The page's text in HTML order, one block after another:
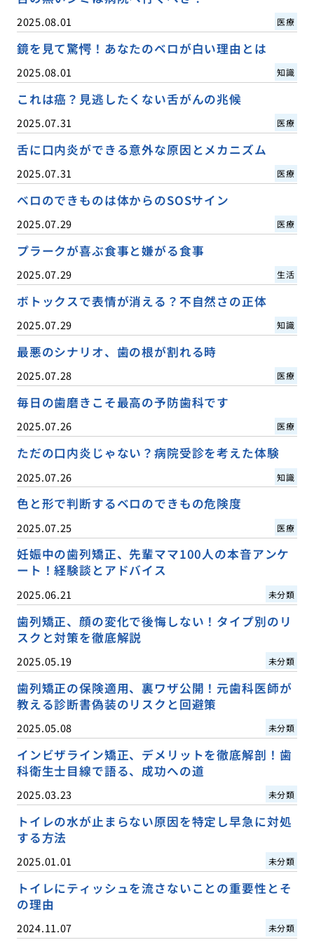
2025.08.01 医療
鏡を見て驚愕！あなたのベロが白い理由とは
2025.08.01 知識
これは癌？見逃したくない舌がんの兆候
2025.07.31 医療
舌に口内炎ができる意外な原因とメカニズム
2025.07.31 医療
ベロのできものは体からのSOSサイン
2025.07.29 医療
プラークが喜ぶ食事と嫌がる食事
2025.07.29 生活
ボトックスで表情が消える？不自然さの正体
2025.07.29 知識
最悪のシナリオ、歯の根が割れる時
2025.07.28 医療
毎日の歯磨きこそ最高の予防歯科です
2025.07.26 医療
ただの口内炎じゃない？病院受診を考えた体験
2025.07.26 知識
色と形で判断するベロのできもの危険度
2025.07.25 医療
妊娠中の歯列矯正、先輩ママ100人の本音アンケ
ート！経験談とアドバイス
2025.06.21 未分類
歯列矯正、顔の変化で後悔しない！タイプ別のリ
スクと対策を徹底解説
2025.05.19 未分類
歯列矯正の保険適用、裏ワザ公開！元歯科医師が
教える診断書偽装のリスクと回避策
2025.05.08 未分類
インビザライン矯正、デメリットを徹底解剖！歯
科衛生士目線で語る、成功への道
2025.03.23 未分類
トイレの水が止まらない原因を特定し早急に対処
する方法
2025.01.01 未分類
トイレにティッシュを流さないことの重要性とそ
の理由
2024.11.07 未分類